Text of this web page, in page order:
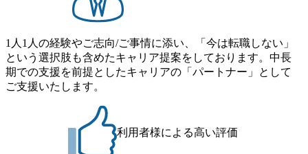
対象にした懇親会形式の採用イベント「サロンイベント」
を開催いたします。 カジュアルな場で現場社員と直接交流
できる機会ですので、ぜひご参加ください。 当日はXspear
Consulting代表取締役の早田とMDやその他現場社員が複数
名参加する予定です！ ●費用 : 無料 虎ノ門ヒルズ付近 ※詳
細な場所については参加者の方へ個別でご連絡いたしま
す。 コンサルファームにてマネージャー以上の職務を担当
Tコンサルタントという伴走者」 https://forbesjapan.com/article
s/detail/67452 Forbes JAPAN BrandVoice Studio 「コンサル業
界におけるIT人材価値再興。Dirbatoの最前線パートナーが
切り開くテクノロジーの変革」 https://forbesjapan.com/articles/
preview/68657?preview=TAI1oir8Coe5Df3zuZhtd24YfH72/Zzdm
BTIEMOnWUWREjOFLO1IL1KPEi4dgCbb Forbes JAPAN Bra
ndVoice Studio 「求めるのは、競争と連帯 。IT特化の急成長
ファーム・Dirbatoの社員支援」 https://forbesjapan.com/articles/
detail/69848 MyViision企業インタビュー① https://my-vision.co.
jp/consulting-firm/dirbato/interview01 MyViision企業インタビュ
ー② https://my-vision.co.jp/consulting-firm/dirbato/interview02 20
1人1人の経験やご志向/ご事情に添い、「今は転職しない」
という選択肢も含めたキャリア提案をしております。中長
期での支援を前提としたキャリアの「パートナー」として
ご支援いたします。
利用者様による高い評価